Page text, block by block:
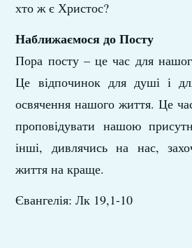
хто ж є Христос?
Наближаємося до Посту
Пора посту – це час для
Це відпочинок для душі і
освячення нашого життя. Це
проповідувати нашою
інші, дивлячись на нас,
життя на краще.
Євангелія: Лк 19,1-10